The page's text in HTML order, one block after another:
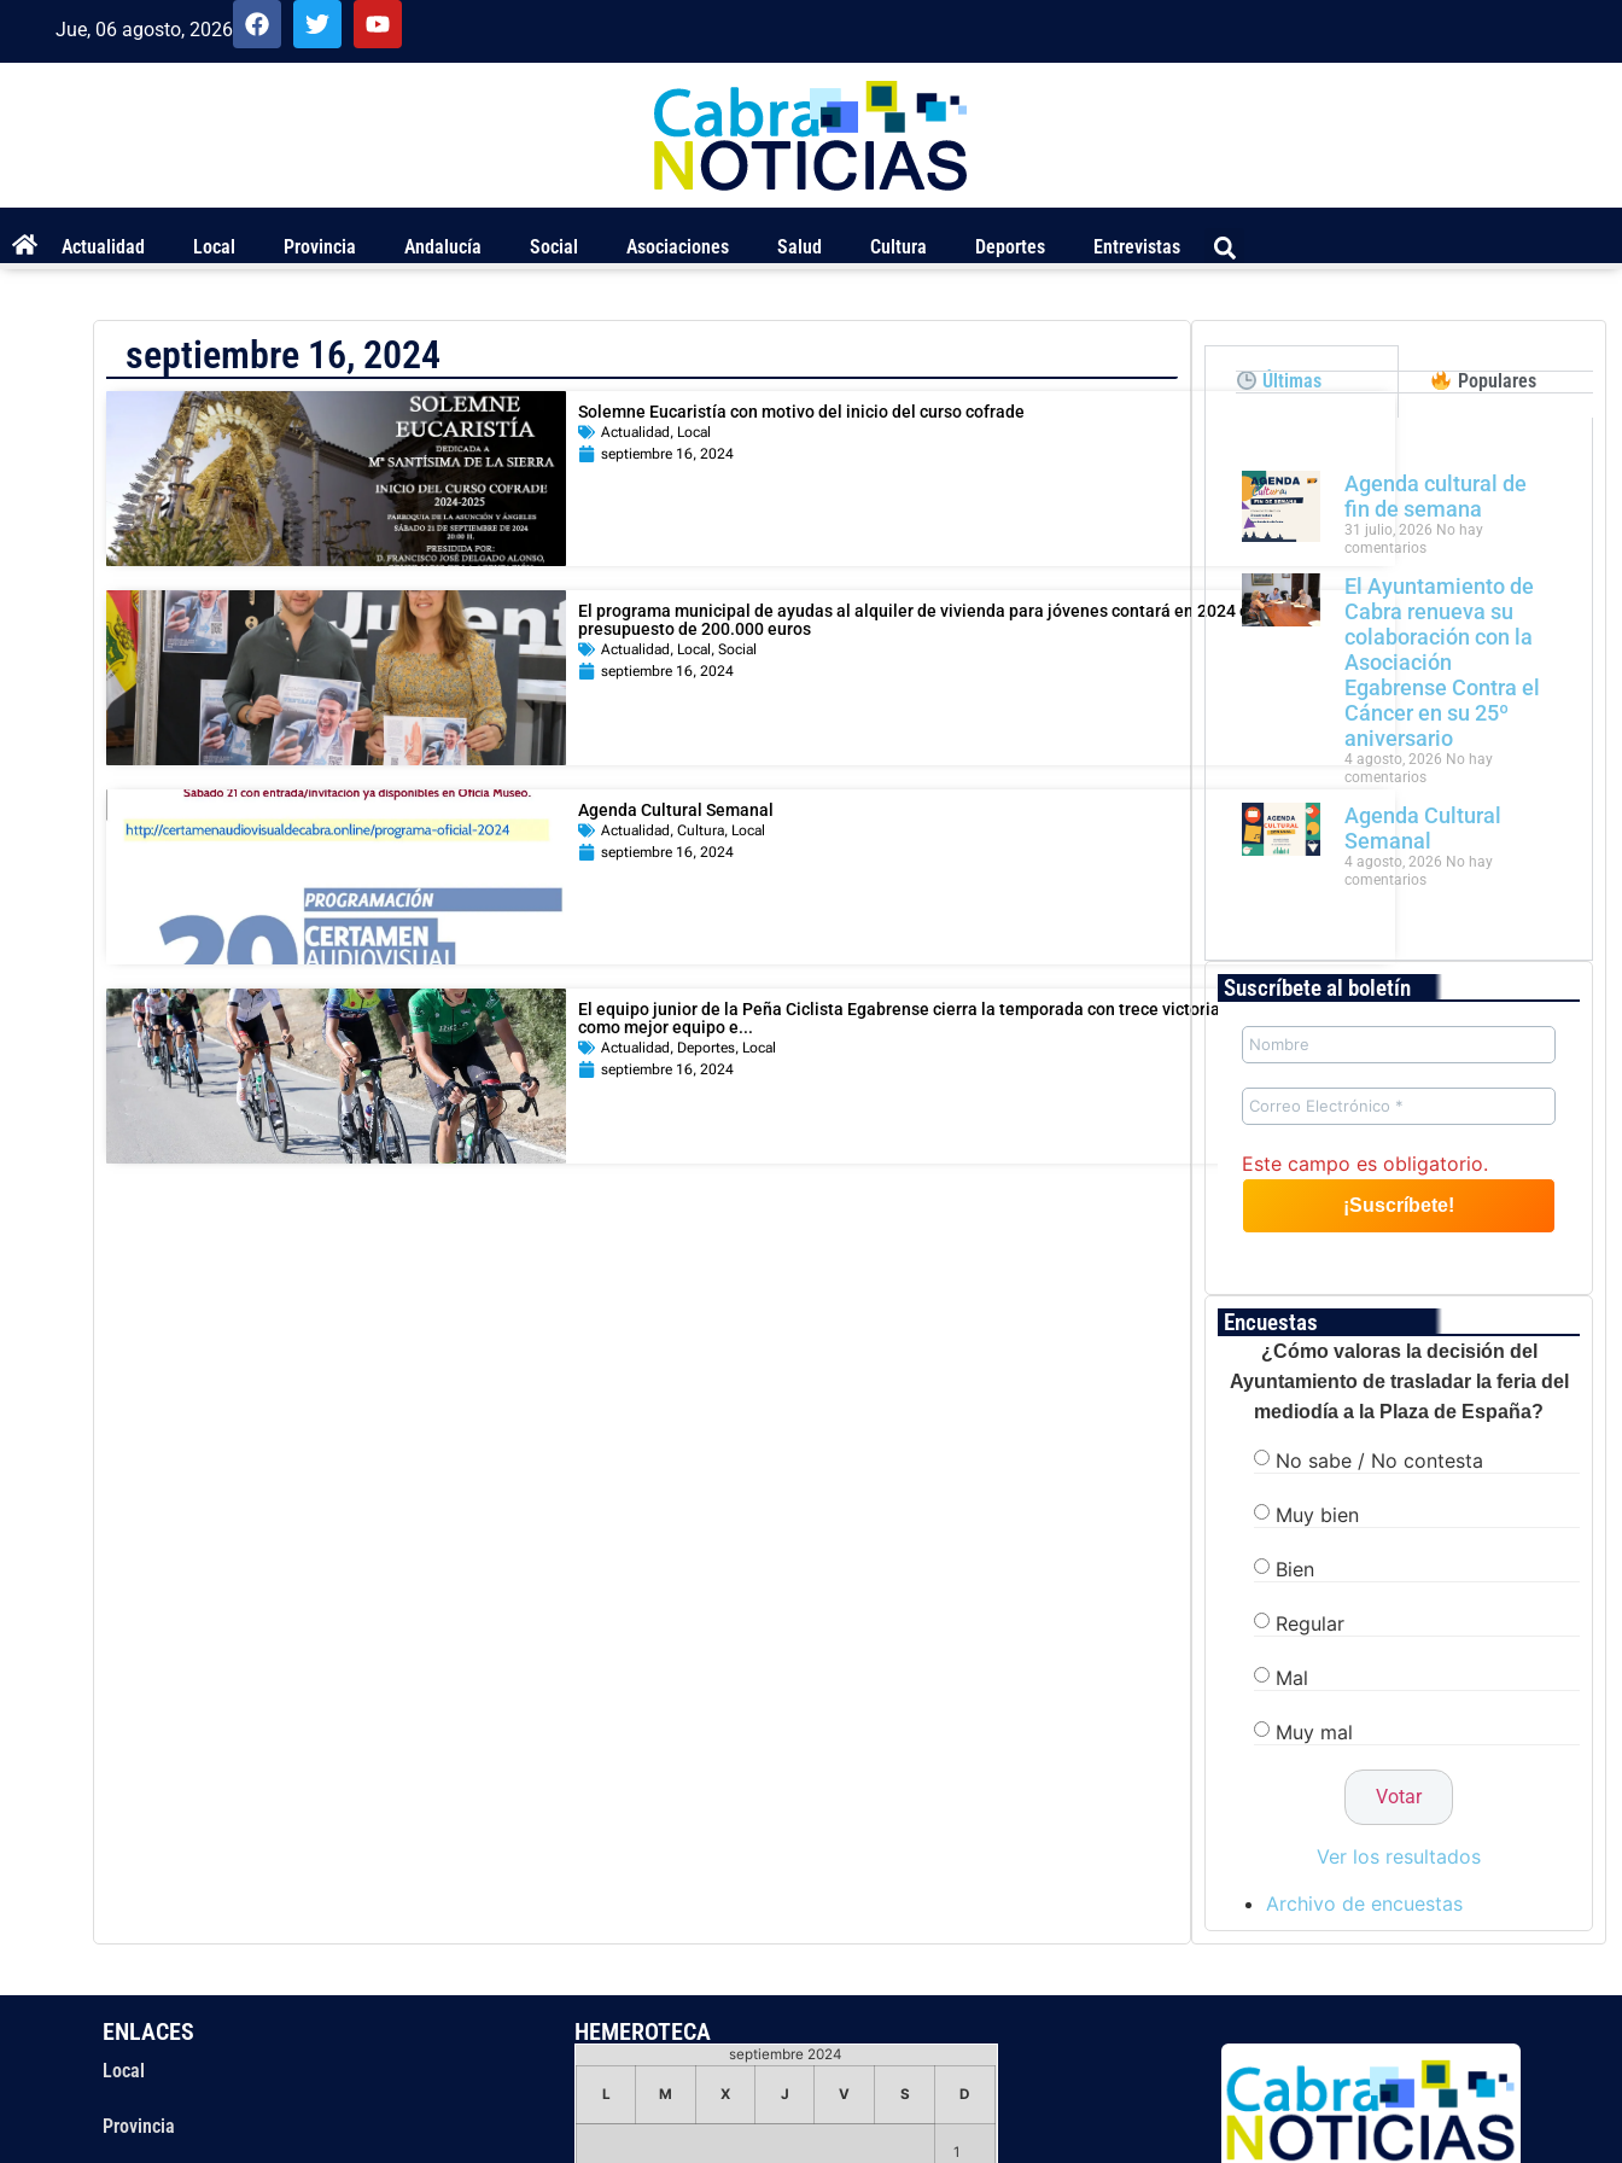
Jue, 06 agosto, 2026
Actualidad Local Provincia Andalucía Social Asociaciones Salud Cultura Deportes Entrevistas
septiembre 16, 2024
Solemne Eucaristía con motivo del inicio del curso cofrade
Actualidad , Local
septiembre 16, 2024
El programa municipal de ayudas al alquiler de vivienda para jóvenes contará en 2024 con un
presupuesto de 200.000 euros
Actualidad , Local , Social
septiembre 16, 2024
Agenda Cultural Semanal
Actualidad , Cultura, Local
septiembre 16, 2024
El equipo junior de la Peña Ciclista Egabrense cierra la temporada con trece victorias parciales y cuatro
como mejor equipo e...
Actualidad , Deportes, Local
septiembre 16, 2024
Últimas Populares
Agenda cultural de
fin de semana
31 julio, 2026 No hay
comentarios
El Ayuntamiento de
Cabra renueva su
colaboración con la
Asociación
Egabrense Contra el
Cáncer en su 25º
aniversario
4 agosto, 2026 No hay
comentarios
Agenda Cultural
Semanal
4 agosto, 2026 No hay
comentarios
Suscríbete al boletín
Este campo es obligatorio.
Encuestas
¿Cómo valoras la decisión del
Ayuntamiento de trasladar la feria del
mediodía a la Plaza de España?
No sabe / No contesta
Muy bien
Bien
Regular
Mal
Muy mal
Ver los resultados
Archivo de encuestas
ENLACES
Local
Provincia
HEMEROTECA
septiembre 2024
L M X J V S D
1